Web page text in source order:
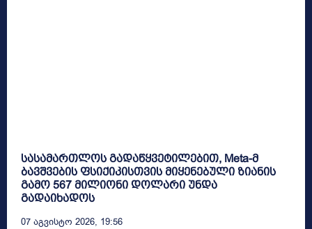
სასამართლოს გადაწყვეტილებით, Meta-მ
ბავშვების ფსიქიკისთვის მიყენებული ზიანის
გამო 567 მილიონი დოლარი უნდა
გადაიხადოს
07 Აგვისტო 2026, 19:56